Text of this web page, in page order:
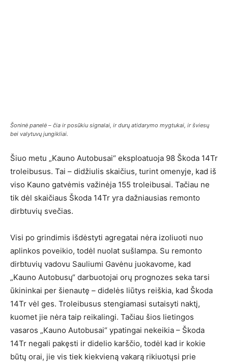
Šoninė panelė – čia ir posūkiu signalai, ir durų atidarymo mygtukai, ir šviesų
bei valytuvų jungikliai.
Šiuo metu „Kauno Autobusai“ eksploatuoja 98 Škoda 14Tr
troleibusus. Tai – didžiulis skaičius, turint omenyje, kad iš
viso Kauno gatvėmis važinėja 155 troleibusai. Tačiau ne
tik dėl skaičiaus Škoda 14Tr yra dažniausias remonto
dirbtuvių svečias.
Visi po grindimis išdėstyti agregatai nėra izoliuoti nuo
aplinkos poveikio, todėl nuolat sušlampa. Su remonto
dirbtuvių vadovu Sauliumi Gavėnu juokavome, kad
„Kauno Autobusų“ darbuotojai orų prognozes seka tarsi
ūkininkai per šienautę – didelės liūtys reiškia, kad Škoda
14Tr vėl ges. Troleibusus stengiamasi sutaisyti naktį,
kuomet jie nėra taip reikalingi. Tačiau šios lietingos
vasaros „Kauno Autobusai“ ypatingai nekeikia – Škoda
14Tr negali pakęsti ir didelio karščio, todėl kad ir kokie
būtų orai, jie vis tiek kiekvieną vakarą rikiuotųsi prie